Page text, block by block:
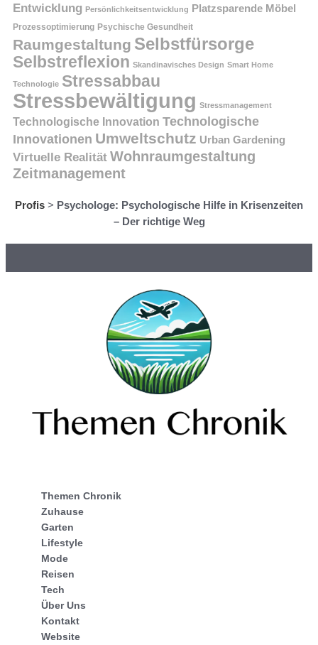
Entwicklung Persönlichkeitsentwicklung Platzsparende Möbel
Prozessoptimierung Psychische Gesundheit
Raumgestaltung Selbstfürsorge
Selbstreflexion Skandinavisches Design Smart Home
Technologie Stressabbau
Stressbewältigung Stressmanagement
Technologische Innovation Technologische
Innovationen Umweltschutz Urban Gardening
Virtuelle Realität Wohnraumgestaltung
Zeitmanagement
Profis > Psychologe: Psychologische Hilfe in Krisenzeiten
– Der richtige Weg
Themen Chronik
Zuhause
Garten
Lifestyle
Mode
Reisen
Tech
Über Uns
Kontakt
Website